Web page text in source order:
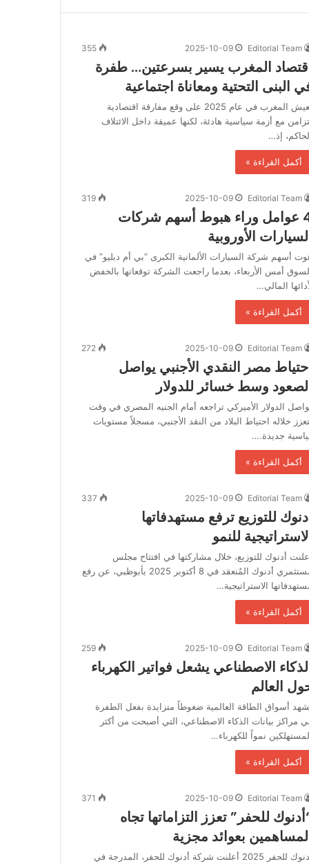
Editorial Team
2025-10-09
355
المغرب يسير بسرعتين… طفرة
البنى التحتية ومعاناة اجتماعية
يعيش المغرب في عام 2025 على وقع مفارقة اقتصادية
مع أزمة سياسية هادئة، لكنها عميقة داخل الائتلاف
إذ…
أكمل القراءة »
Editorial Team
2025-10-09
319
4 عوامل وراء هبوط أسهم شركات
الأوروبية
أسهم شركة السيارات الألمانية الكبرى “بي أم دبليو” في
أمس الأربعاء، بعدما راجعت الشركة توقعاتها بالخفض
المالي…
أكمل القراءة »
Editorial Team
2025-10-09
272
مصر النقدي الأجنبي يواصل
وسط خسائر للدولار
الدولار الأميركي تراجعه أمام الجنيه المصري في وقت
خلاله احتياط البلاد من النقد الأجنبي، مسجلاً مستويات
جديدة.…
أكمل القراءة »
Editorial Team
2025-10-09
337
للتوزيع ترفع مستهدفاتها
للنمو
أدنوك للتوزيع، خلال مشاركتها في افتتاح مجلس
مستثمري أدنوك المُنعقد في 8 أكتوبر 2025 بأبوظبي، عن رفع
الاستراتيجية…
أكمل القراءة »
Editorial Team
2025-10-09
259
الاصطناعي يشعل فواتير الكهرباء
العالم
أسواق الطاقة العالمية ضغوطاً متزايدة بفعل الطفرة
مراكز بيانات الذكاء الاصطناعي، التي أصبحت من أكثر
نمواً للكهرباء…
أكمل القراءة »
Editorial Team
2025-10-09
371
للحفر” تعزز التزاماتها تجاه
بعوائد مجزية
أدنوك للحفر 2025 أعلنت شركة أدنوك للحفر، المدرجة في